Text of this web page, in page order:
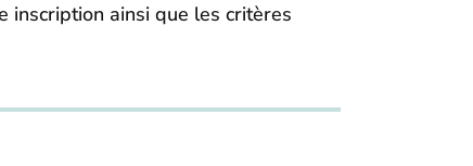
inscription ainsi que les critères